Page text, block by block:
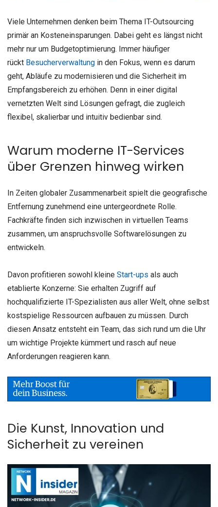
Viele Unternehmen denken beim Thema IT-Outsourcing
primär an Kosteneinsparungen. Dabei geht es längst nicht
mehr nur um Budgetoptimierung. Immer häufiger
rückt Besucherverwaltung in den Fokus, wenn es darum
geht, Abläufe zu modernisieren und die Sicherheit im
Empfangsbereich zu erhöhen. Denn in einer digital
vernetzten Welt sind Lösungen gefragt, die zugleich
flexibel, skalierbar und intuitiv bedienbar sind.
Warum moderne IT-Services
über Grenzen hinweg wirken
In Zeiten globaler Zusammenarbeit spielt die geografische
Entfernung zunehmend eine untergeordnete Rolle.
Fachkräfte finden sich inzwischen in virtuellen Teams
zusammen, um anspruchsvolle Softwarelösungen zu
entwickeln.
Davon profitieren sowohl kleine Start-ups als auch
etablierte Konzerne: Sie erhalten Zugriff auf
hochqualifizierte IT-Spezialisten aus aller Welt, ohne selbst
kostspielige Ressourcen aufbauen zu müssen. Durch
diesen Ansatz entsteht ein Team, das sich rund um die Uhr
um wichtige Projekte kümmert und rasch auf neue
Anforderungen reagieren kann.
Die Kunst, Innovation und
Sicherheit zu vereinen